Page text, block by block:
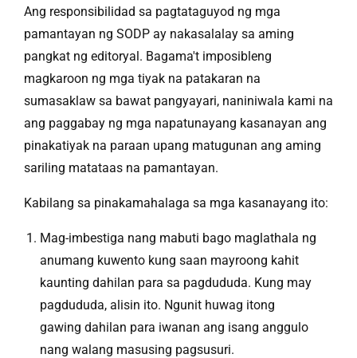
Ang responsibilidad sa pagtataguyod ng mga
pamantayan ng SODP ay nakasalalay sa aming
pangkat ng editoryal. Bagama't imposibleng
magkaroon ng mga tiyak na patakaran na
sumasaklaw sa bawat pangyayari, naniniwala kami na
ang paggabay ng mga napatunayang kasanayan ang
pinakatiyak na paraan upang matugunan ang aming
sariling matataas na pamantayan.
Kabilang sa pinakamahalaga sa mga kasanayang ito:
Mag-imbestiga nang mabuti bago maglathala ng
anumang kuwento kung saan mayroong kahit
kaunting dahilan para sa pagdududa. Kung may
pagdududa, alisin ito. Ngunit huwag itong
gawing dahilan para iwanan ang isang anggulo
nang walang masusing pagsusuri.